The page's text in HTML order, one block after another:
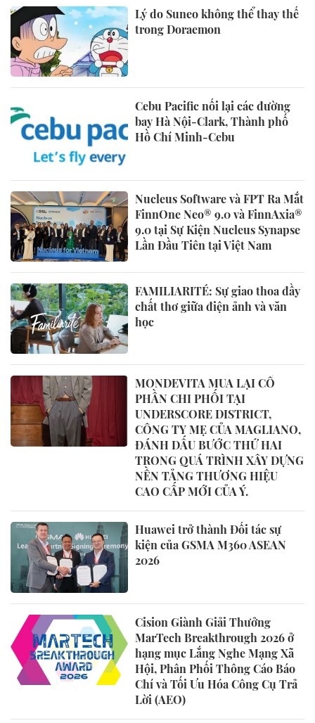
Lý do Suneo không thể thay thế
trong Doraemon
Cebu Pacific nối lại các đường
bay Hà Nội-Clark, Thành phố
Hồ Chí Minh-Cebu
Nucleus Software và FPT Ra Mắt
FinnOne Neo® 9.0 và FinnAxia®
9.0 tại Sự Kiện Nucleus Synapse
Lần Đầu Tiên tại Việt Nam
FAMILIARITÉ: Sự giao thoa đầy
chất thơ giữa điện ảnh và văn
học
MONDEVITA MUA LẠI CỔ
PHẦN CHI PHỐI TẠI
UNDERSCORE DISTRICT,
CÔNG TY MẸ CỦA MAGLIANO,
ĐÁNH DẤU BƯỚC THỨ HAI
TRONG QUÁ TRÌNH XÂY DỰNG
NỀN TẢNG THƯƠNG HIỆU
CAO CẤP MỚI CỦA Ý.
Huawei trở thành Đối tác sự
kiện của GSMA M360 ASEAN
2026
Cision Giành Giải Thưởng
MarTech Breakthrough 2026 ở
hạng mục Lắng Nghe Mạng Xã
Hội, Phân Phối Thông Cáo Báo
Chí và Tối Ưu Hóa Công Cụ Trả
Lời (AEO)